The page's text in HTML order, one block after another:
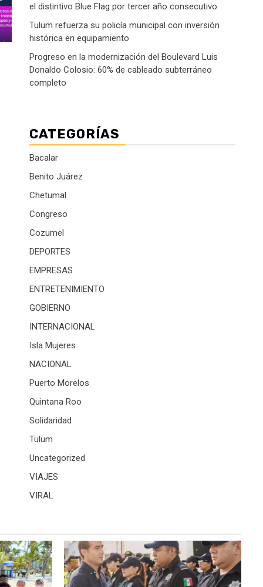
el distintivo Blue Flag por tercer año consecutivo
Tulum refuerza su policía municipal con inversión
histórica en equipamiento
Progreso en la modernización del Boulevard Luis
Donaldo Colosio: 60% de cableado subterráneo
completo
CATEGORÍAS
Bacalar
Benito Juárez
Chetumal
Congreso
Cozumel
DEPORTES
EMPRESAS
ENTRETENIMIENTO
GOBIERNO
INTERNACIONAL
Isla Mujeres
NACIONAL
Puerto Morelos
Quintana Roo
Solidaridad
Tulum
Uncategorized
VIAJES
VIRAL